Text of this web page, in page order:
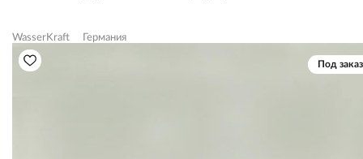
WasserKraft Германия
Под заказ